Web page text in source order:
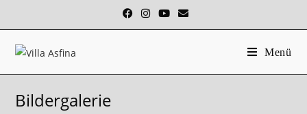
Menü
Bildergalerie